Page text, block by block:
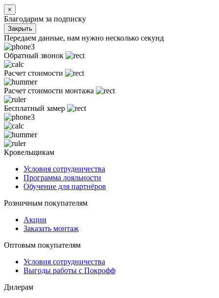
×
Благодарим за подписку
Закрыть
Передаем данные, нам нужно несколько секунд
Обратный звонок
Расчет стоимости
Расчет стоимости монтажа
Бесплатный замер
Кровельщикам
Условия сотрудничества
Программа лояльности
Обучение для партнёров
Розничным покупателям
Акции
Заказать монтаж
Оптовым покупателям
Условия сотрудничества
Выгоды работы с Покрофф
Дилерам